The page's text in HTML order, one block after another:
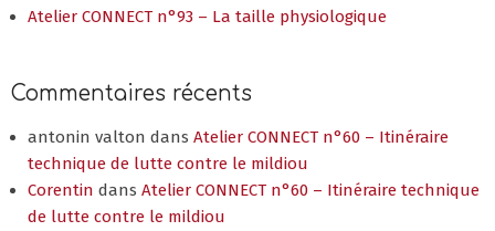
Atelier CONNECT n°93 – La taille physiologique
Commentaires récents
antonin valton dans Atelier CONNECT n°60 – Itinéraire
technique de lutte contre le mildiou
Corentin dans Atelier CONNECT n°60 – Itinéraire technique
de lutte contre le mildiou